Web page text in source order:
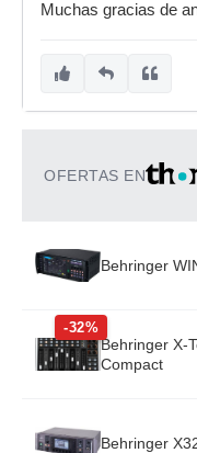
Muchas gracias de
OFERTAS EN
Behringer
-32%
Behringer X-
Compact
Behringer